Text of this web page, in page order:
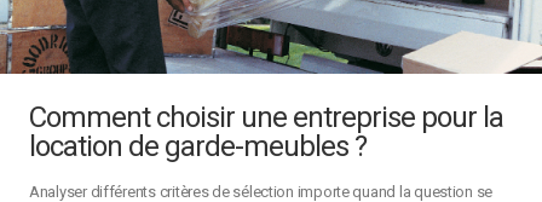
Comment choisir une entreprise pour la
location de garde-meubles ?
Analyser différents critères de sélection importe quand la question se